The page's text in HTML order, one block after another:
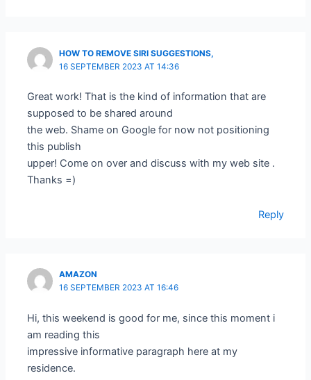
HOW TO REMOVE SIRI SUGGESTIONS,
16 SEPTEMBER 2023 AT 14:36
Great work! That is the kind of information that are
supposed to be shared around
the web. Shame on Google for now not positioning
this publish
upper! Come on over and discuss with my web site .
Thanks =)
Reply
AMAZON
16 SEPTEMBER 2023 AT 16:46
Hi, this weekend is good for me, since this moment i
am reading this
impressive informative paragraph here at my
residence.